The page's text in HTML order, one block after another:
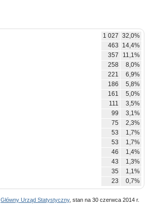
1 027 32,0%
463
14,4%
357
11,1%
258
8,0%
221
6,9%
186
5,8%
161
5,0%
111
3,5%
99
3,1%
75
2,3%
53
1,7%
53
1,7%
46
1,4%
43
1,3%
35
1,1%
23 0,7%
Główny Urząd Statystyczny, stan na 30 czerwca 2014 r.